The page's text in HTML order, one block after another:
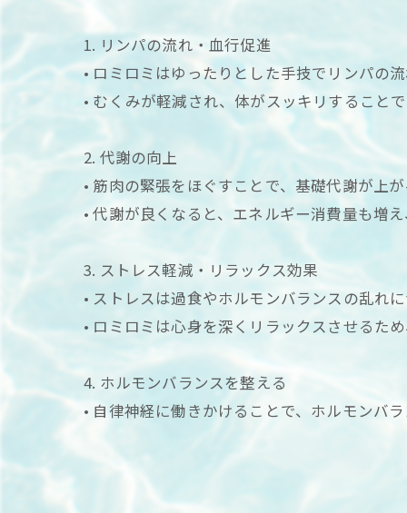
1. リンパの流れ・血行促進
• ロミロミはゆったりとした手技でリンパの
• むくみが軽減され、体がスッキリすること
2. 代謝の向上
• 筋肉の緊張をほぐすことで、基礎代謝が上が
• 代謝が良くなると、エネルギー消費量も増
3. ストレス軽減・リラックス効果
• ストレスは過食やホルモンバランスの乱れ
• ロミロミは心身を深くリラックスさせるた
4. ホルモンバランスを整える
• 自律神経に働きかけることで、ホルモンバ